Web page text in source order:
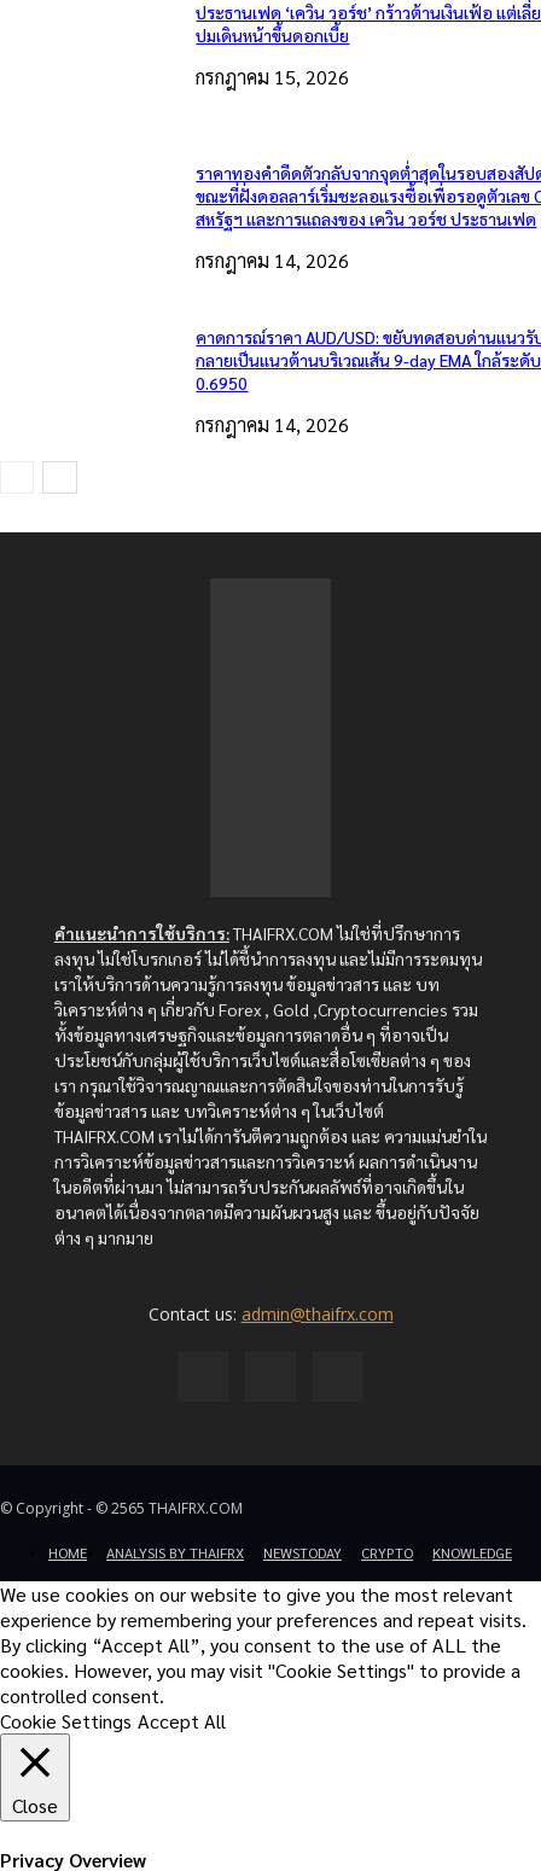
ประธานเฟด ‘เควิน วอร์ช’ กร้าวต้านเงินเฟ้อ แต่เลี่
ปมเดินหน้าขึ้นดอกเบี้ย
กรกฎาคม 15, 2026
ราคาทองคำดีดตัวกลับจากจุดต่ำสุดในรอบสองสัป
ขณะที่ฝั่งดอลลาร์เริ่มชะลอแรงซื้อเพื่อรอดูตัวเลข
สหรัฐฯ และการแถลงของ เควิน วอร์ช ประธานเฟด
กรกฎาคม 14, 2026
คาดการณ์ราคา AUD/USD: ขยับทดสอบด่านแนวรั
กลายเป็นแนวต้านบริเวณเส้น 9-day EMA ใกล้ระดับ
0.6950
กรกฎาคม 14, 2026
คำแนะนำการใช้บริการ:THAIFRX.COM ไม่ใช่ที่ปรึกษาการ
ลงทุน ไม่ใช่โบรกเกอร์ ไม่ได้ชี้นำการลงทุน และไม่มีการระดมทุน
เราให้บริการด้านความรู้การลงทุน ข้อมูลข่าวสาร และ บท
วิเคราะห์ต่าง ๆ เกี่ยวกับ Forex , Gold ,Cryptocurrencies รวม
ทั้งข้อมูลทางเศรษฐกิจและข้อมูลการตลาดอื่น ๆ ที่อาจเป็น
ประโยชน์กับกลุ่มผู้ใช้บริการเว็บไซต์และสื่อโซเซียลต่าง ๆ ของ
เรา กรุณาใช้วิจารณญาณและการตัดสินใจของท่านในการรับรู้
ข้อมูลข่าวสาร และ บทวิเคราะห์ต่าง ๆ ในเว็บไซต์
THAIFRX.COM เราไม่ได้การันตีความถูกต้อง และ ความแม่นยำใน
การวิเคราะห์ข้อมูลข่าวสารและการวิเคราะห์ ผลการดำเนินงาน
ในอดีตที่ผ่านมา ไม่สามารถรับประกันผลลัพธ์ที่อาจเกิดขึ้นใน
อนาคตได้เนื่องจากตลาดมีความผันผวนสูง และ ขึ้นอยู่กับปัจจัย
ต่าง ๆ มากมาย
Contact us: admin@thaifrx.com
© Copyright - © 2565 THAIFRX.COM
HOME ANALYSIS BY THAIFRX NEWSTODAY CRYPTO KNOWLEDGE
We use cookies on our website to give you the most relevant
experience by remembering your preferences and repeat visits.
By clicking “Accept All”, you consent to the use of ALL the
cookies. However, you may visit "Cookie Settings" to provide a
controlled consent.
Cookie Settings Accept All
Close
Privacy Overview